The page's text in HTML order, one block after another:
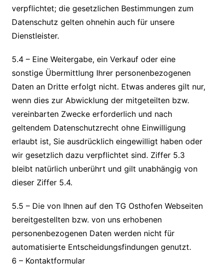
verpflichtet; die gesetzlichen Bestimmungen zum
Datenschutz gelten ohnehin auch für unsere
Dienstleister.
5.4 – Eine Weitergabe, ein Verkauf oder eine
sonstige Übermittlung Ihrer personenbezogenen
Daten an Dritte erfolgt nicht. Etwas anderes gilt nur,
wenn dies zur Abwicklung der mitgeteilten bzw.
vereinbarten Zwecke erforderlich und nach
geltendem Datenschutzrecht ohne Einwilligung
erlaubt ist, Sie ausdrücklich eingewilligt haben oder
wir gesetzlich dazu verpflichtet sind. Ziffer 5.3
bleibt natürlich unberührt und gilt unabhängig von
dieser Ziffer 5.4.
5.5 – Die von Ihnen auf den TG Osthofen Webseiten
bereitgestellten bzw. von uns erhobenen
personenbezogenen Daten werden nicht für
automatisierte Entscheidungsfindungen genutzt.
6 – Kontaktformular